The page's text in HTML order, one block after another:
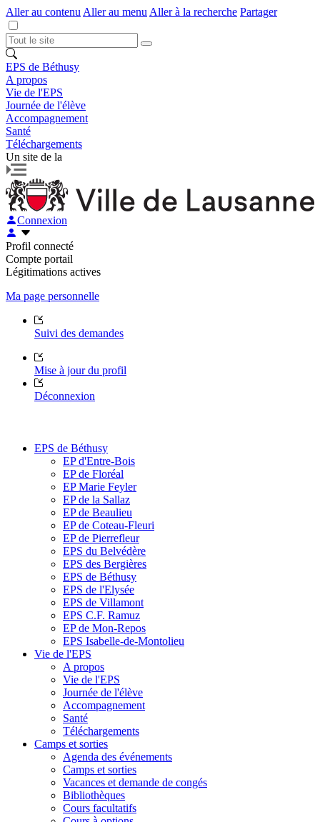
Aller au contenu Aller au menu Aller à la recherche Partager
EPS de Béthusy
A propos
Vie de l'EPS
Journée de l'élève
Accompagnement
Santé
Téléchargements
Un site de la
Connexion
Profil connecté
Compte portail
Légitimations actives
Ma page personnelle
Suivi des demandes
Mise à jour du profil
Déconnexion
EPS de Béthusy
EP d'Entre-Bois
EP de Floréal
EP Marie Feyler
EP de la Sallaz
EP de Beaulieu
EP de Coteau-Fleuri
EP de Pierrefleur
EPS du Belvédère
EPS des Bergières
EPS de Béthusy
EPS de l'Elysée
EPS de Villamont
EPS C.F. Ramuz
EP de Mon-Repos
EPS Isabelle-de-Montolieu
Vie de l'EPS
A propos
Vie de l'EPS
Journée de l'élève
Accompagnement
Santé
Téléchargements
Camps et sorties
Agenda des événements
Camps et sorties
Vacances et demande de congés
Bibliothèques
Cours facultatifs